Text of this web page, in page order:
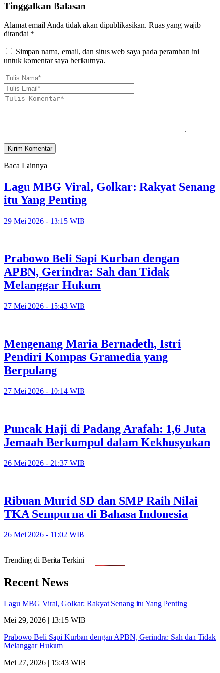
Tinggalkan Balasan
Alamat email Anda tidak akan dipublikasikan. Ruas yang wajib
ditandai *
Simpan nama, email, dan situs web saya pada peramban ini
untuk komentar saya berikutnya.
Baca Lainnya
Lagu MBG Viral, Golkar: Rakyat Senang
itu Yang Penting
29 Mei 2026 - 13:15 WIB
Prabowo Beli Sapi Kurban dengan
APBN, Gerindra: Sah dan Tidak
Melanggar Hukum
27 Mei 2026 - 15:43 WIB
Mengenang Maria Bernadeth, Istri
Pendiri Kompas Gramedia yang
Berpulang
27 Mei 2026 - 10:14 WIB
Puncak Haji di Padang Arafah: 1,6 Juta
Jemaah Berkumpul dalam Kekhusyukan
26 Mei 2026 - 21:37 WIB
Ribuan Murid SD dan SMP Raih Nilai
TKA Sempurna di Bahasa Indonesia
26 Mei 2026 - 11:02 WIB
Trending di Berita Terkini
Recent News
Lagu MBG Viral, Golkar: Rakyat Senang itu Yang Penting
Mei 29, 2026 | 13:15 WIB
Prabowo Beli Sapi Kurban dengan APBN, Gerindra: Sah dan Tidak
Melanggar Hukum
Mei 27, 2026 | 15:43 WIB